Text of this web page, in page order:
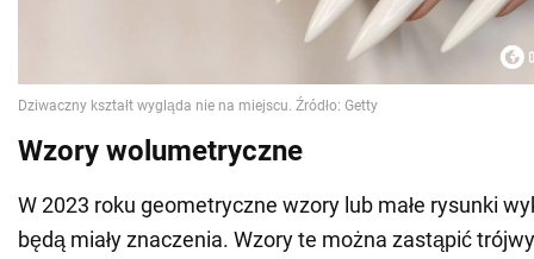
Wzory wolumetryczne
W 2023 roku geometryczne wzory lub małe rysunki
będą miały znaczenia. Wzory te można zastąpić